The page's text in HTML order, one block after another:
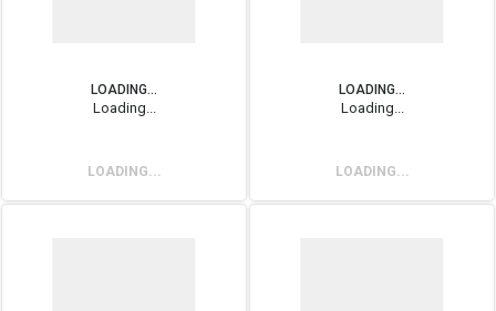
LOADING...
Loading...
LOADING...
LOADING...
Loading...
LOADING...